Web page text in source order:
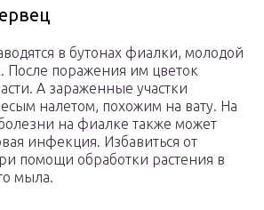
в бутонах фиалки, молодой
После поражения им цветок
А зараженные участки
налетом, похожим на вату. На
на фиалке также может
инфекция. Избавиться от
помощи обработки растения в
мыла.